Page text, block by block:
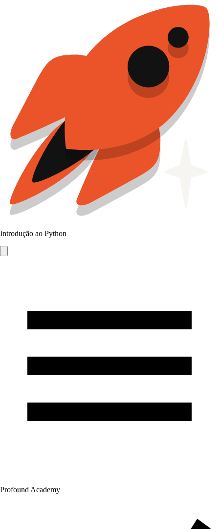
Introdução ao Python
Profound Academy